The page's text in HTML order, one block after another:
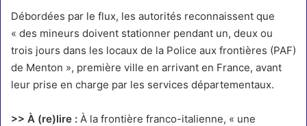
Débordées par le flux, les autorités reconnaissent que
« des mineurs doivent stationner pendant un, deux ou
trois jours dans les locaux de la Police aux frontières (PAF)
de Menton », première ville en arrivant en France, avant
leur prise en charge par les services départementaux.
>> À (re)lire : À la frontière franco-italienne, « une